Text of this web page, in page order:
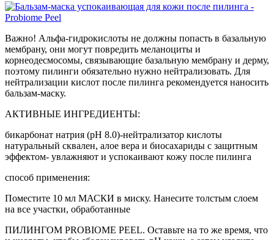
Важно! Альфа-гидрокислоты не должны попасть в базальную
мембрану, они могут повредить меланоциты и
корнеодесмосомы, связывающие базальную мембрану и дерму,
поэтому пилинги обязательно нужно нейтрализовать. Для
нейтрализации кислот после пилинга рекомендуется наносить
бальзам-маску.
АКТИВНЫЕ ИНГРЕДИЕНТЫ:
бикарбонат натрия (pH 8.0)-нейтрализатор кислоты
натуральный сквален, алое вера и биосахариды с защитным
эффектом- увлажняют и успокаивают кожу после пилинга
способ применения:
Поместите 10 мл МАСКИ в миску. Нанесите толстым слоем
на все участки, обработанные
ПИЛИНГОМ PROBIOME PEEL. Оставьте на то же время, что